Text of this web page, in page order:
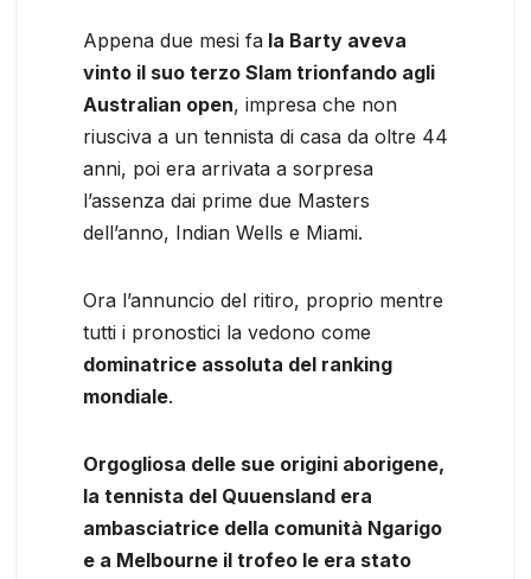
Appena due mesi fa la Barty aveva
vinto il suo terzo Slam trionfando agli
Australian open, impresa che non
riusciva a un tennista di casa da oltre 44
anni, poi era arrivata a sorpresa
l’assenza dai prime due Masters
dell’anno, Indian Wells e Miami.
Ora l’annuncio del ritiro, proprio mentre
tutti i pronostici la vedono come
dominatrice assoluta del ranking
mondiale.
Orgogliosa delle sue origini aborigene,
la tennista del Quuensland era
ambasciatrice della comunità Ngarigo
e a Melbourne il trofeo le era stato